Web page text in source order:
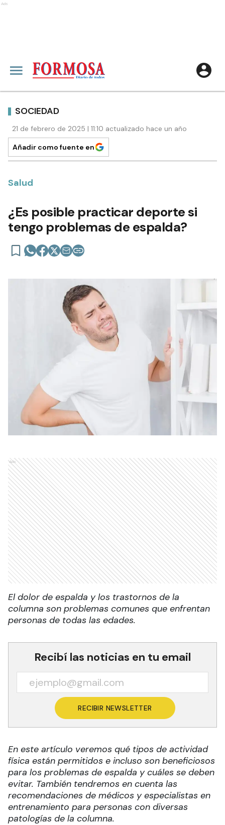
Ads
SOCIEDAD
21 de febrero de 2025 | 11:10 actualizado hace un año
Añadir como fuente en
Salud
¿Es posible practicar deporte si
tengo problemas de espalda?
Ads
El dolor de espalda y los trastornos de la
columna son problemas comunes que enfrentan
personas de todas las edades.
Recibí las noticias en tu email
RECIBIR NEWSLETTER
En este artículo veremos qué tipos de actividad
física están permitidos e incluso son beneficiosos
para los problemas de espalda y cuáles se deben
evitar. También tendremos en cuenta las
recomendaciones de médicos y especialistas en
entrenamiento para personas con diversas
patologías de la columna.